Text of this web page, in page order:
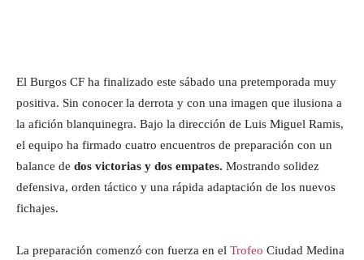
El Burgos CF ha finalizado este sábado una pretemporada muy
positiva. Sin conocer la derrota y con una imagen que ilusiona a
la afición blanquinegra. Bajo la dirección de Luis Miguel Ramis,
el equipo ha firmado cuatro encuentros de preparación con un
balance de dos victorias y dos empates. Mostrando solidez
defensiva, orden táctico y una rápida adaptación de los nuevos
fichajes.
La preparación comenzó con fuerza en el Trofeo Ciudad Medina